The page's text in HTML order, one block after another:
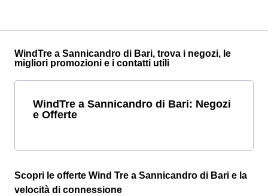
WindTre a Sannicandro di Bari, trova i negozi, le
migliori promozioni e i contatti utili
WindTre a Sannicandro di Bari: Negozi
e Offerte
Scopri le offerte Wind Tre a Sannicandro di Bari e la
velocità di connessione